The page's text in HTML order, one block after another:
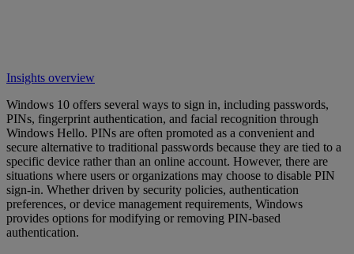
Insights overview
Windows 10 offers several ways to sign in, including passwords,
PINs, fingerprint authentication, and facial recognition through
Windows Hello. PINs are often promoted as a convenient and
secure alternative to traditional passwords because they are tied to a
specific device rather than an online account. However, there are
situations where users or organizations may choose to disable PIN
sign-in. Whether driven by security policies, authentication
preferences, or device management requirements, Windows
provides options for modifying or removing PIN-based
authentication.